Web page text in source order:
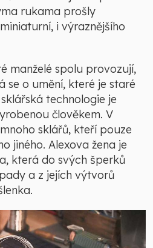
rukama prošly
i výraznějšího
manželé spolu provozují,
se o umění, které je staré
technologie je
člověkem. V
sklářů, kteří pouze
jiného. Alexova žena je
která do svých šperků
a z jejích výtvorů